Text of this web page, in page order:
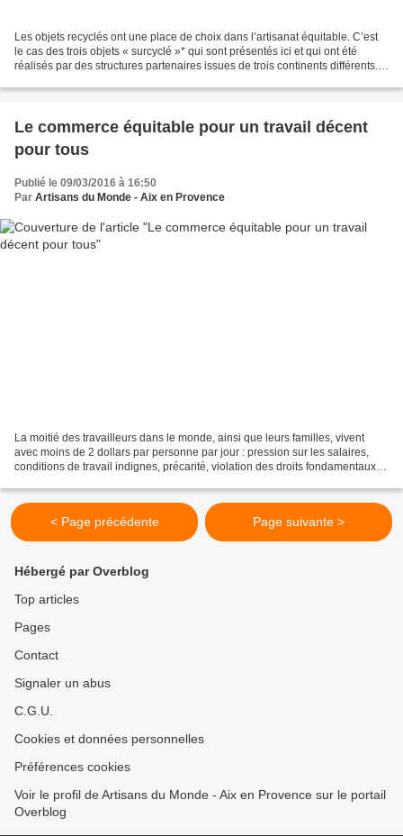
Les objets recyclés ont une place de choix dans l’artisanat équitable. C’est
le cas des trois objets « surcyclé »* qui sont présentés ici et qui ont été
réalisés par des structures partenaires issues de trois continents différents.
Le commerce équitable pour un travail décent
pour tous
Publié le 09/03/2016 à 16:50
Par Artisans du Monde - Aix en Provence
La moitié des travailleurs dans le monde, ainsi que leurs familles, vivent
avec moins de 2 dollars par personne par jour : pression sur les salaires,
conditions de travail indignes, précarité, violation des droits fondamentaux...
< Page précédente Page suivante >
Hébergé par Overblog
Top articles
Pages
Contact
Signaler un abus
C.G.U.
Cookies et données personnelles
Préférences cookies
Voir le profil de Artisans du Monde - Aix en Provence sur le portail
Overblog